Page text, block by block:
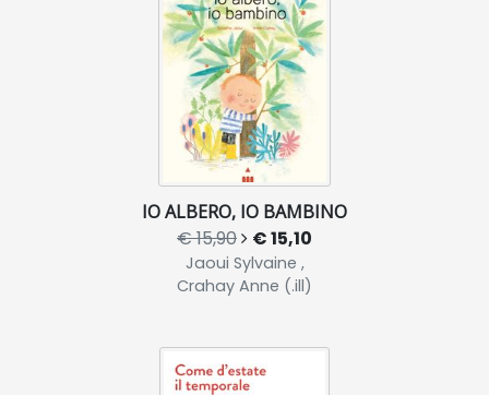
IO ALBERO, IO BAMBINO
€ 15,90 € 15,10
Jaoui Sylvaine ,
Crahay Anne (.ill)